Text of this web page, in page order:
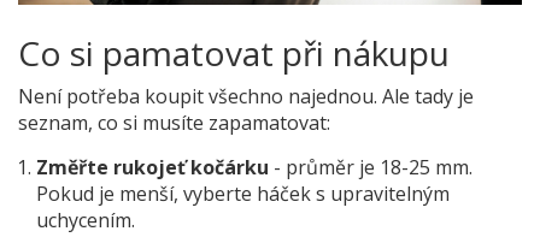
Co si pamatovat při nákupu
Není potřeba koupit všechno najednou. Ale tady je
seznam, co si musíte zapamatovat:
Změřte rukojeť kočárku - průměr je 18-25 mm.
Pokud je menší, vyberte háček s upravitelným
uchycením.